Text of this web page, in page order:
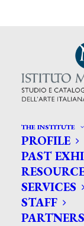
THE INSTITUTE
PROFILE
PAST
SERVICES
STAFF